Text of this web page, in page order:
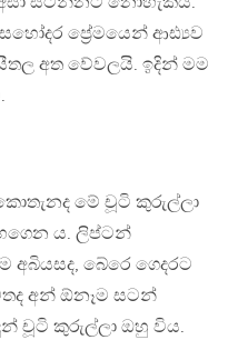
ප්‍රේමයෙන් ආඪ්‍යව
අත වේවලයි. ඉදින් මම
මේ චූටි කුරුල්ලා
ය. ලිප්ටන්
අබියසද, බේරෙ ගෙදරට
අන් ඕනෑම සටන්
චූටි කුරුල්ලා ඔහු විය.